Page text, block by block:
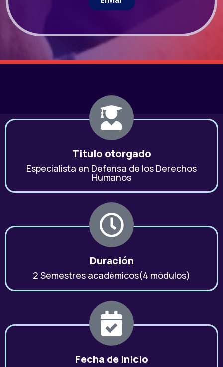
Titulo otorgado
Especialista en Defensa de los Derechos
Humanos
Duración
2 Semestres académicos(4 módulos)
Fecha de inicio